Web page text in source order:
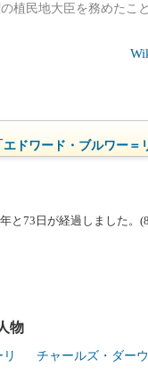
植民地大臣を務めたこ
エドワード・ブルワー＝
と73日が経過しました。
物
チャールズ・ダー